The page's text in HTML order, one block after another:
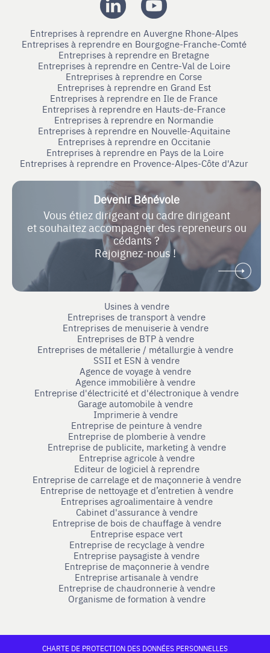
Entreprises à reprendre en Auvergne Rhone-Alpes
Entreprises à reprendre en Bourgogne-Franche-Comté
Entreprises à reprendre en Bretagne
Entreprises à reprendre en Centre-Val de Loire
Entreprises à reprendre en Corse
Entreprises à reprendre en Grand Est
Entreprises à reprendre en Ile de France
Entreprises à reprendre en Hauts-de-France
Entreprises à reprendre en Normandie
Entreprises à reprendre en Nouvelle-Aquitaine
Entreprises à reprendre en Occitanie
Entreprises à reprendre en Pays de la Loire
Entreprises à reprendre en Provence-Alpes-Côte d'Azur
Devenir Bénévole
Vous étiez dirigeant ou cadre dirigeant
et souhaitez accompagner des repreneurs ou
cédants ?
Rejoignez-nous !
Usines à vendre
Entreprises de transport à vendre
Entreprises de menuiserie à vendre
Entreprises de BTP à vendre
Entreprises de métallerie / métallurgie à vendre
SSII et ESN à vendre
Agence de voyage à vendre
Agence immobilière à vendre
Entreprise d'électricité et d'électronique à vendre
Garage automobile à vendre
Imprimerie à vendre
Entreprise de peinture à vendre
Entreprise de plomberie à vendre
Entreprise de publicite, marketing à vendre
Entreprise agricole à vendre
Editeur de logiciel à reprendre
Entreprise de carrelage et de maçonnerie à vendre
Entreprise de nettoyage et d’entretien à vendre
Entreprises agroalimentaire à vendre
Cabinet d'assurance à vendre
Entreprise de bois de chauffage à vendre
Entreprise espace vert
Entreprise de recyclage à vendre
Entreprise paysagiste à vendre
Entreprise de maçonnerie à vendre
Entreprise artisanale à vendre
Entreprise de chaudronnerie à vendre
Organisme de formation à vendre
CHARTE DE PROTECTION DES DONNÉES PERSONNELLES